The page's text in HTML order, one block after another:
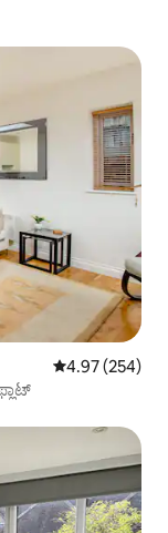
5 ರಲ್ಲಿ 4.97
4.97 (254)